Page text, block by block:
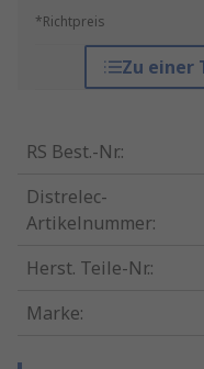
*Richtpreis
Zu einer
RS Best.-Nr.:
Distrelec-
Artikelnummer:
Herst. Teile-Nr.:
Marke: